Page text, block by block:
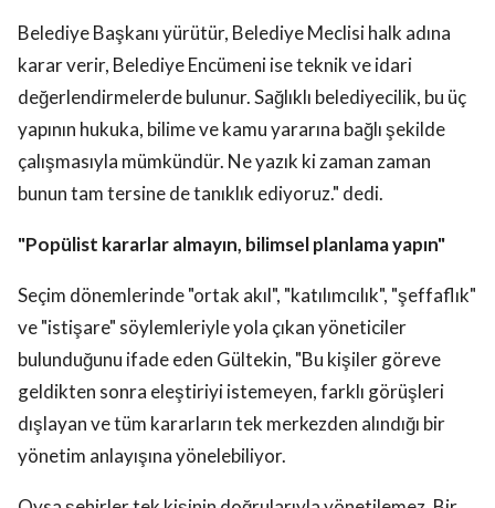
Belediye Başkanı yürütür, Belediye Meclisi halk adına
karar verir, Belediye Encümeni ise teknik ve idari
değerlendirmelerde bulunur. Sağlıklı belediyecilik, bu üç
yapının hukuka, bilime ve kamu yararına bağlı şekilde
çalışmasıyla mümkündür. Ne yazık ki zaman zaman
bunun tam tersine de tanıklık ediyoruz." dedi.
"Popülist kararlar almayın, bilimsel planlama yapın"
Seçim dönemlerinde "ortak akıl", "katılımcılık", "şeffaflık"
ve "istişare" söylemleriyle yola çıkan yöneticiler
bulunduğunu ifade eden Gültekin, "Bu kişiler göreve
geldikten sonra eleştiriyi istemeyen, farklı görüşleri
dışlayan ve tüm kararların tek merkezden alındığı bir
yönetim anlayışına yönelebiliyor.